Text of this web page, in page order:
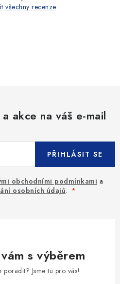
všechny recenze
akce na váš e-mail
obchodními podmínkami a
osobních údajů.
PŘIHLÁSIT SE
s výběrem
poradit? Jsme tu pro vás!